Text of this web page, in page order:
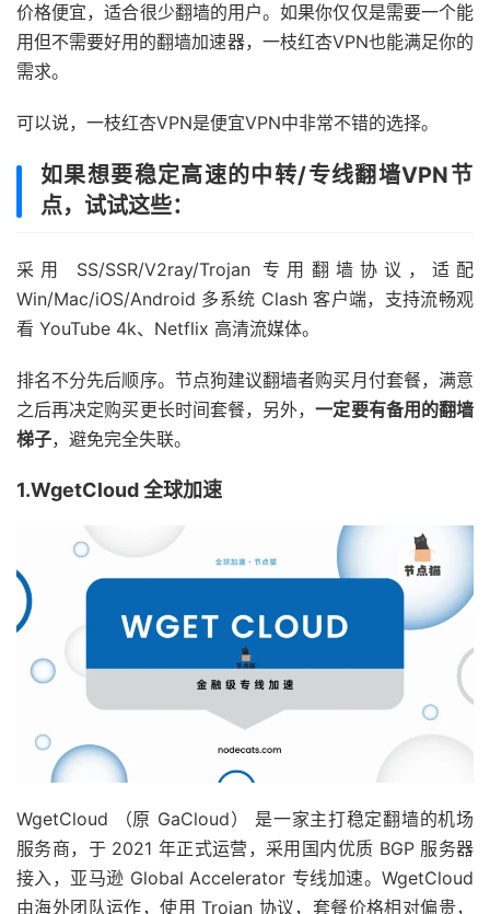
价格便宜，适合很少翻墙的用户。如果你仅仅是需要一个能
用但不需要好用的翻墙加速器，一枝红杏VPN也能满足你的
需求。
可以说，一枝红杏VPN是便宜VPN中非常不错的选择。
如果想要稳定高速的中转/专线翻墙VPN节
点，试试这些：
采用 SS/SSR/V2ray/Trojan 专用翻墙协议，适配
Win/Mac/iOS/Android 多系统 Clash 客户端，支持流畅观
看 YouTube 4k、Netflix 高清流媒体。
排名不分先后顺序。节点狗建议翻墙者购买月付套餐，满意
之后再决定购买更长时间套餐，另外，一定要有备用的翻墙
梯子，避免完全失联。
1.WgetCloud 全球加速
WgetCloud （原 GaCloud） 是一家主打稳定翻墙的机场
服务商，于 2021 年正式运营，采用国内优质 BGP 服务器
接入，亚马逊 Global Accelerator 专线加速。WgetCloud
由海外团队运作，使用 Trojan 协议，套餐价格相对偏贵，